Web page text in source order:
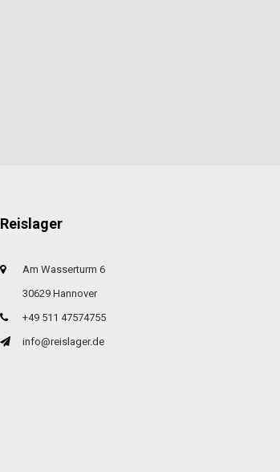
Reislager
Am Wasserturm 6
30629 Hannover
+49 511 47574755
info@reislager.de